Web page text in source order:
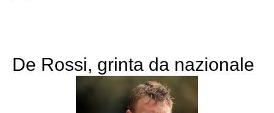
De Rossi, grinta da nazionale